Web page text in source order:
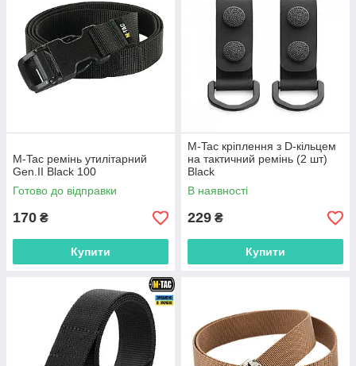
M-Tac ремінь утилітарний
Gen.II Black 100
Готово до відправки
170 ₴
Купити
M-Tac кріплення з D-кільцем
на тактичний ремінь (2 шт)
Black
В наявності
229 ₴
Купити